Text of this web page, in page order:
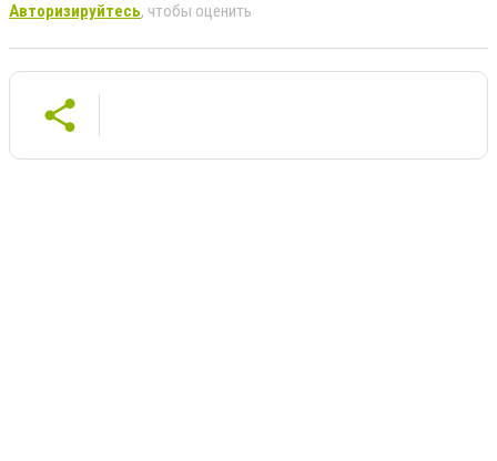
Авторизируйтесь, чтобы оценить